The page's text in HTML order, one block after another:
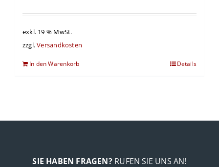
exkl. 19 % MwSt.
zzgl.Versandkosten
In den Warenkorb Details
SIE HABEN FRAGEN?RUFEN SIE UNS AN!